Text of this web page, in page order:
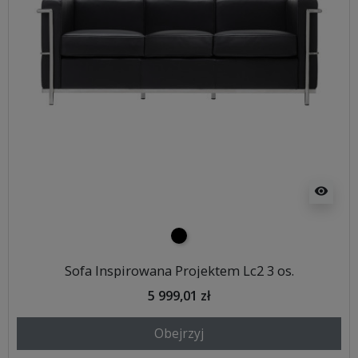
visibility
czarny
Sofa Inspirowana Projektem Lc2 3 os.
5 999,01 zł
Obejrzyj